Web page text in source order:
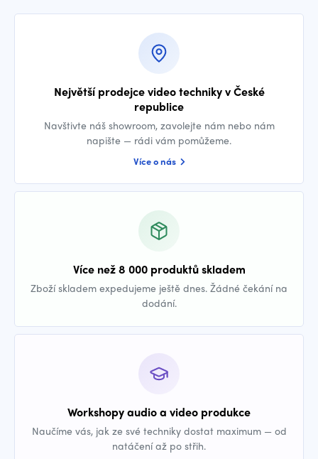
Největší prodejce video techniky v České
republice
Navštivte náš showroom, zavolejte nám nebo nám
napište — rádi vám pomůžeme.
Více o nás
Více než 8 000 produktů skladem
Zboží skladem expedujeme ještě dnes. Žádné čekání na
dodání.
Workshopy audio a video produkce
Naučíme vás, jak ze své techniky dostat maximum — od
natáčení až po střih.